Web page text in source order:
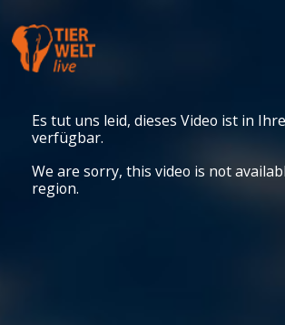
Es tut uns leid, dieses Video ist in
verfügbar.
We are sorry, this video is not
region.